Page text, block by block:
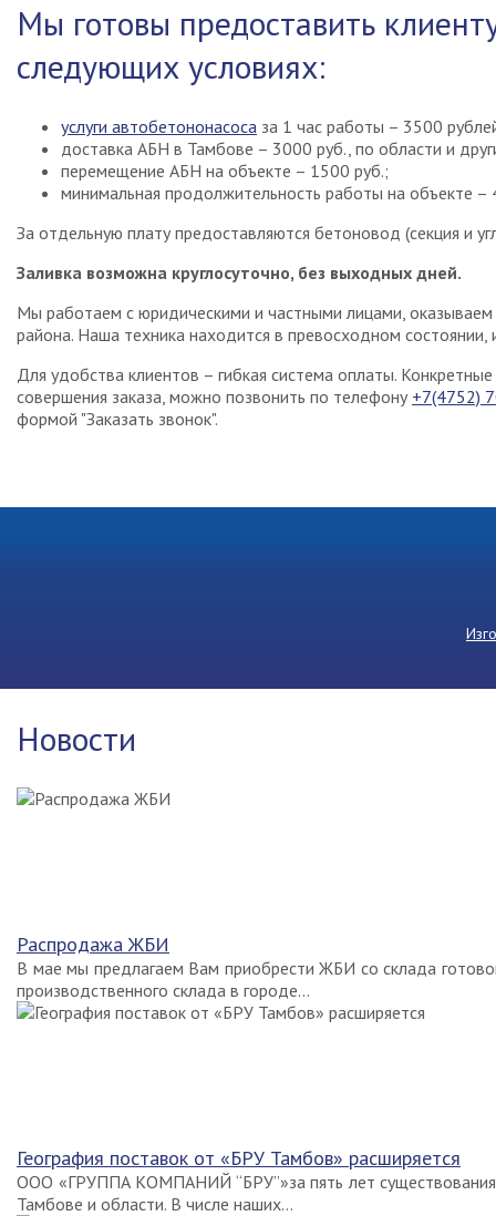
Мы готовы предоставить
следующих условиях:
услуги автобетононасоса за 1 час работы – 3500
доставка АБН в Тамбове – 3000 руб., по области и
перемещение АБН на объекте – 1500 руб.;
минимальная продолжительность работы на объекте –
За отдельную плату предоставляются бетоновод (секция и
Заливка возможна круглосуточно, без выходных дней.
Мы работаем с юридическими и частными лицами, оказываем
района. Наша техника находится в превосходном
Для удобства клиентов – гибкая система оплаты.
совершения заказа, можно позвонить по телефону +7(4752)
формой "Заказать звонок".
Новости
Распродажа ЖБИ
В мае мы предлагаем Вам приобрести ЖБИ со склада
производственного склада в городе...
География поставок от «БРУ Тамбов» расширяется
ООО «ГРУППА КОМПАНИЙ “БРУ”»за пять лет
Тамбове и области. В числе наших...